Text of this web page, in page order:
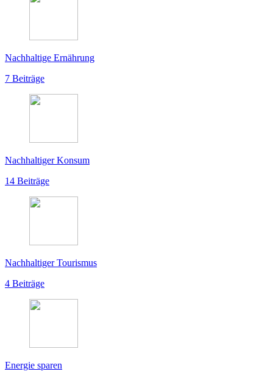
Nachhaltige Ernährung
7 Beiträge
Nachhaltiger Konsum
14 Beiträge
Nachhaltiger Tourismus
4 Beiträge
Energie sparen